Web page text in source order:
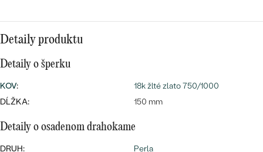
MINIMALISTICKÉ
PODĽA PRÍLEŽITOSTI
PODĽA TVARU DRAHOKAMU
Najpredávanejšie
Detaily produktu
Detaily o šperku
KOV:
18k žlté zlato 750/1000
DĹŽKA:
150 mm
Detaily o osadenom drahokame
DRUH:
Perla